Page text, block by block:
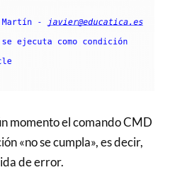
momento el comando CMD
«no se cumpla», es decir,
de error.